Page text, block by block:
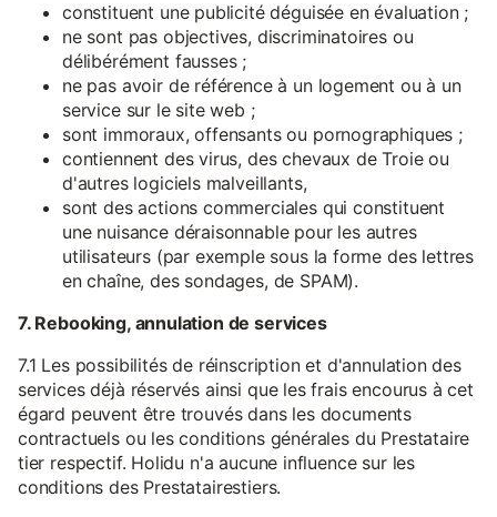
constituent une publicité déguisée en évaluation ;
ne sont pas objectives, discriminatoires ou
délibérément fausses ;
ne pas avoir de référence à un logement ou à un
service sur le site web ;
sont immoraux, offensants ou pornographiques ;
contiennent des virus, des chevaux de Troie ou
d'autres logiciels malveillants,
sont des actions commerciales qui constituent
une nuisance déraisonnable pour les autres
utilisateurs (par exemple sous la forme des lettres
en chaîne, des sondages, de SPAM).
7. Rebooking, annulation de services
7.1 Les possibilités de réinscription et d'annulation des
services déjà réservés ainsi que les frais encourus à cet
égard peuvent être trouvés dans les documents
contractuels ou les conditions générales du Prestataire
tier respectif. Holidu n'a aucune influence sur les
conditions des Prestatairestiers.